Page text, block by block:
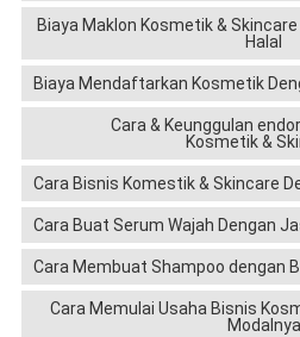
Biaya Maklon Kosmetik &
Halal
Biaya Mendaftarkan Kosmetik
Cara & Keunggulan
Kosmetik &
Cara Bisnis Komestik & Skincare
Cara Buat Serum Wajah Dengan
Cara Membuat Shampoo dengan
Cara Memulai Usaha Bisnis
Modalnya